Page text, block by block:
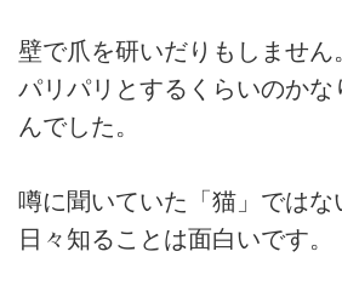
壁で爪を研いだりもしませ
パリパリとするくらいのかな
んでした。
噂に聞いていた「猫」ではな
日々知ることは面白いです。